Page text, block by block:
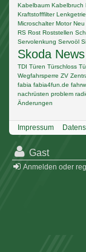
Kabelbaum Kabelbruch
Kraftstofffilter
Microschalter Motor Neu
RS Rost Roststellen
Servolenkung Servoöl
Skoda News
TDI Türen Türschloss
Wegfahrsperre ZV
fabia fabia4fun.de
nachrüsten problem
Änderungen
Impressum
Gast
Anmelden oder